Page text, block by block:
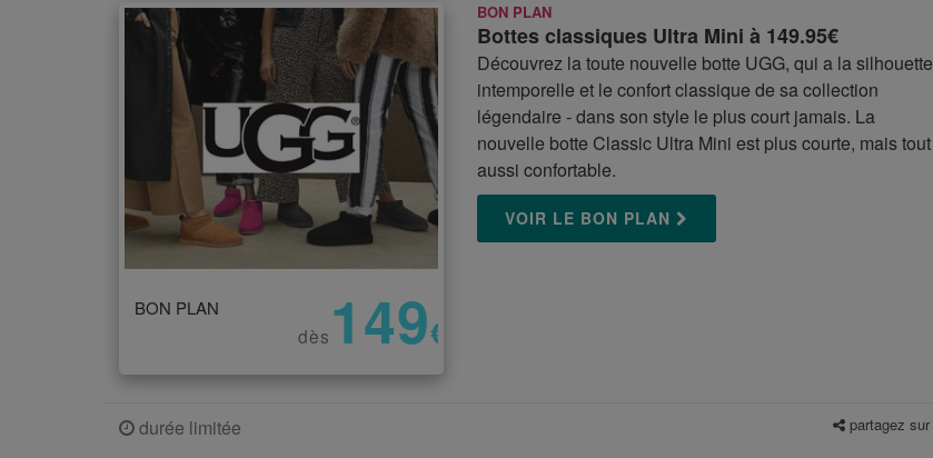
BON PLAN
dès 149€
BON PLAN
Bottes classiques Ultra Mini à 149.95€
Découvrez la toute nouvelle botte UGG, qui a la silhouette
intemporelle et le confort classique de sa collection
légendaire - dans son style le plus court jamais. La
nouvelle botte Classic Ultra Mini est plus courte, mais tout
aussi confortable.
VOIR LE BON PLAN
durée limitée partagez sur